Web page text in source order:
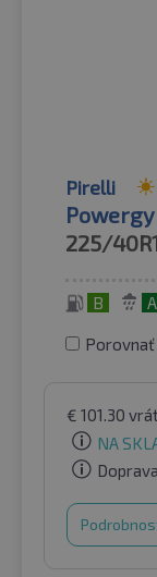
Pirelli
Powergy
225/
B A
€ 101.30
NA